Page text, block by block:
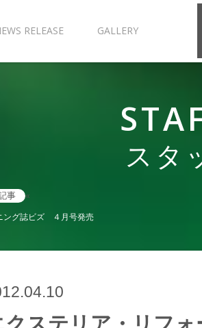
RELEASE GALLERY
スタ
事 «
ング誌ビズ ４月号発売